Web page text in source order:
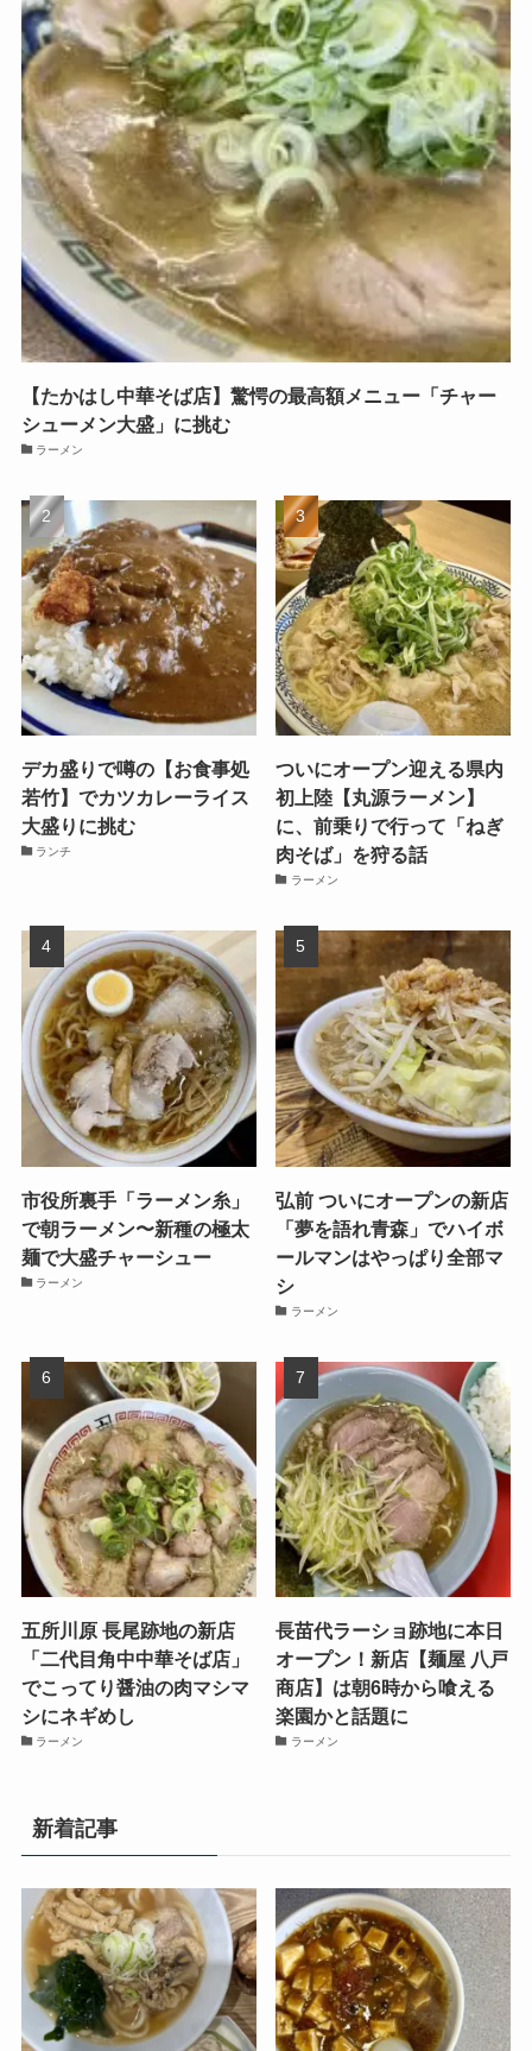
【たかはし中華そば店】驚愕の最高額メニュー「チャー
シューメン大盛」に挑む
ラーメン
デカ盛りで噂の【お食事処
若竹】でカツカレーライス
大盛りに挑む
ランチ
ついにオープン迎える県内
初上陸【丸源ラーメン】
に、前乗りで行って「ねぎ
肉そば」を狩る話
ラーメン
市役所裏手「ラーメン糸」
で朝ラーメン〜新種の極太
麺で大盛チャーシュー
ラーメン
弘前 ついにオープンの新店
「夢を語れ青森」でハイボ
ールマンはやっぱり全部マ
シ
ラーメン
五所川原 長尾跡地の新店
「二代目角中中華そば店」
でこってり醤油の肉マシマ
シにネギめし
ラーメン
長苗代ラーショ跡地に本日
オープン！新店【麺屋 八戸
商店】は朝6時から喰える
楽園かと話題に
ラーメン
新着記事